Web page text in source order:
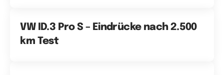
VW ID.3 Pro S – Eindrücke nach 2.500
km Test